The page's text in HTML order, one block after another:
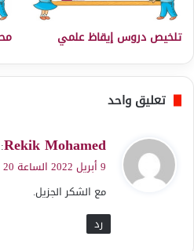
تلخيص دروس إيقاظ علمي
تعليق واحد
ي
ق
ل
Rekik Mohamed
:
9 أبريل 2022 الساعة 20 h 02 min
مع الشكر الجزيل.
رد